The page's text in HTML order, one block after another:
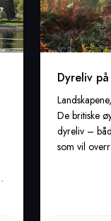
Dyreliv
De britiske
dyreliv –
som vil